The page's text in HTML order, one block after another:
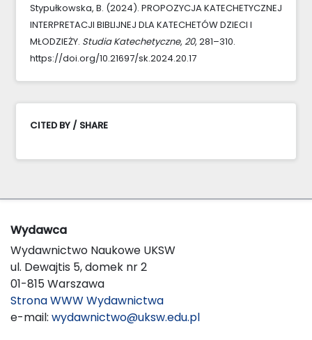
Stypułkowska, B. (2024). PROPOZYCJA KATECHETYCZNEJ
INTERPRETACJI BIBLIJNEJ DLA KATECHETÓW DZIECI I
MŁODZIEŻY. Studia Katechetyczne, 20, 281–310.
https://doi.org/10.21697/sk.2024.20.17
CITED BY / SHARE
Wydawca
Wydawnictwo Naukowe UKSW
ul. Dewajtis 5, domek nr 2
01-815 Warszawa
Strona WWW Wydawnictwa
e-mail: wydawnictwo@uksw.edu.pl